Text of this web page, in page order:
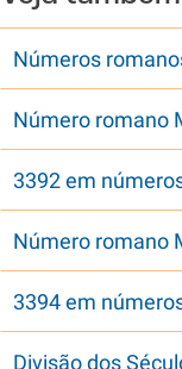
Números
Número romano
3392 em
Número romano
3394 em
Divisão dos